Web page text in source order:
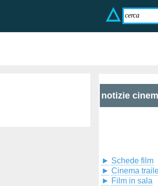
notizie
► Schede film
► Cinema
► Film in sala